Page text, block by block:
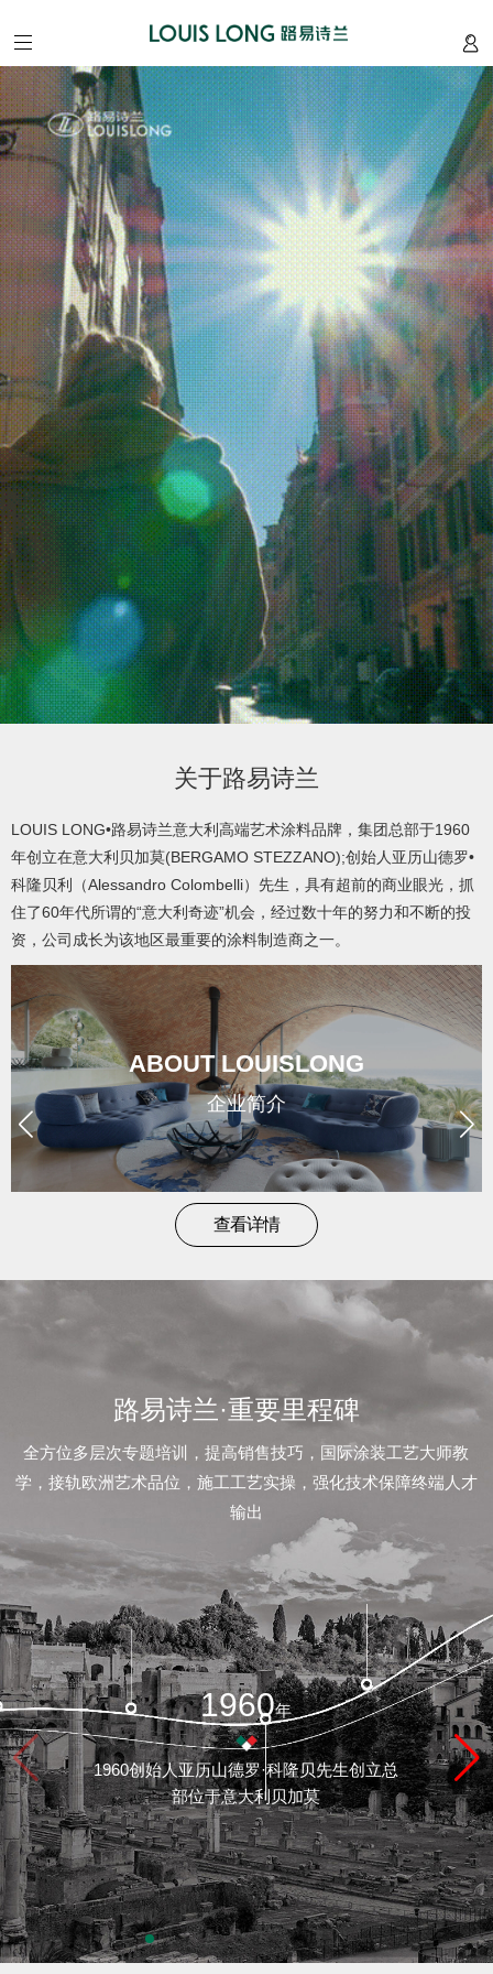
home
/
首
页
about
/
我
们
product
/
产
品
频
brand
形
contact
联
系
feedback/
质
保
关于路易诗兰
LOUIS LONG•路易诗兰意大利高端艺术涂料品牌，集团总部于1960
年创立在意大利贝加莫(BERGAMO STEZZANO);创始人亚历山德罗•
科隆贝利（Alessandro Colombelli）先生，具有超前的商业眼光，抓
住了60年代所谓的“意大利奇迹”机会，经过数十年的努力和不断的投
资，公司成长为该地区最重要的涂料制造商之一。
ABOUT LOUISLONG
企业简介
查看详情
路易诗兰·重要里程碑
全方位多层次专题培训，提高销售技巧，国际涂装工艺大师教
学，接轨欧洲艺术品位，施工工艺实操，强化技术保障终端人才
输出
1960年
1960创始人亚历山德罗·科隆贝先生创立总
部位于意大利贝加莫